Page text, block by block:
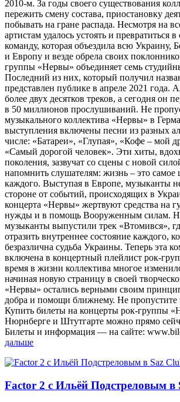
2010-м. За годы своего существования
пережить смену состава, приостановку
побывать на гране распада. Несмотря на
артистам удалось устоять и превратиться
команду, которая объездила всю Украину,
и Европу и везде обрела своих
группы «Нервы» объединяет семь
Последний из них, который получил
представлен публике в апреле 2021 года.
более двух десятков треков, а сегодня он
в 50 миллионов прослушиваний. Не
музыкального коллектива «Нервы» в
выступления включены песни из разных
числе: «Батареи», «Глупая», «Кофе – мой
«Самый дорогой человек». Эти хиты,
поколения, зазвучат со сцены с новой
напомнить слушателям: жизнь – это самое
каждого. Выступая в Европе, музыканты
стороне от событий, происходящих в
концерта «Нервы» жертвуют средства на
нужды и в помощь Вооруженным силам.
музыканты выпустили трек «Втомився»,
отразить внутреннее состояние каждого,
безразлична судьба Украины. Теперь эта
включена в концертный плейлист рок-
время в жизни коллектива многое
начиная новую страницу в своей
«Нервы» остались верными своим
добра и помощи ближнему. Не пропустите
Купить билеты на концерты рок-группы
Нюрнберге и Штутгарте можно прямо
Билеты и информация — на сайте:
дальше
Factor 2 с Ильёй Подстреловым в